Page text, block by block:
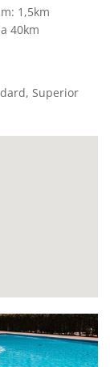
1,5km
40km
Superior